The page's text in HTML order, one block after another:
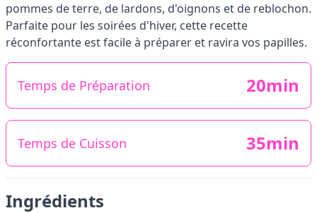
pommes de terre, de lardons, d'oignons et de reblochon.
Parfaite pour les soirées d'hiver, cette recette
réconfortante est facile à préparer et ravira vos papilles.
Temps de Préparation 20min
Temps de Cuisson 35min
Ingrédients